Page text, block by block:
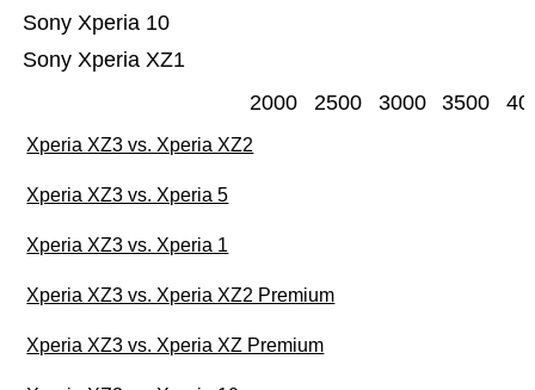
Sony Xperia XZ1
Sony Xperia 10
2000 2500 3000 3500
Xperia XZ3 vs. Xperia XZ2
Xperia XZ3 vs. Xperia 5
Xperia XZ3 vs. Xperia 1
Xperia XZ3 vs. Xperia XZ2 Premium
Xperia XZ3 vs. Xperia XZ Premium